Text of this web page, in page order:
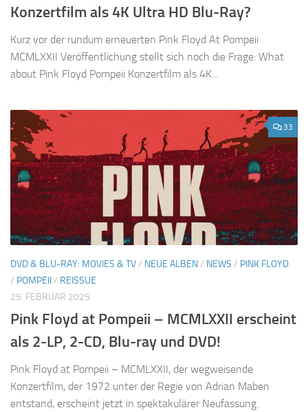
Konzertfilm als 4K Ultra HD Blu-Ray?
Kurz vor der rundum erneuerten Pink Floyd At Pompeii
MCMLXXII Veröffentlichung stellt sich noch die Frage: What
about Pink Floyd Pompeii Konzertfilm als 4K...
33
DVD & BLU-RAY: MOVIES & TV/ NEUE ALBEN/ NEWS / PINK FLOYD
/ POMPEII/ REISSUE
25. FEBRUAR 2025
Pink Floyd at Pompeii – MCMLXXII erscheint
als 2-LP, 2-CD, Blu-ray und DVD!
Pink Floyd at Pompeii – MCMLXXII, der wegweisende
Konzertfilm, der 1972 unter der Regie von Adrian Maben
entstand, erscheint jetzt in spektakulärer Neufassung.